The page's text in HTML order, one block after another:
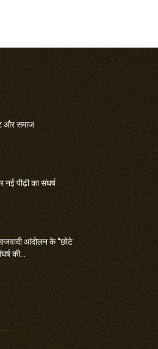
और समाज
पीढ़ी का संघर्ष
आंदोलन के “छोटे
की...